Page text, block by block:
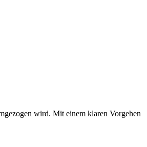
wird. Mit einem klaren Vorgehen